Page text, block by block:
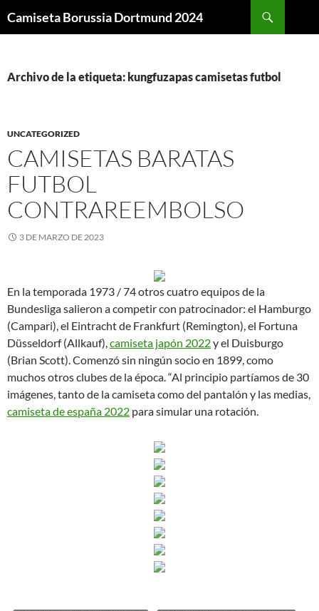
Camiseta Borussia Dortmund 2024
Archivo de la etiqueta: kungfuzapas camisetas futbol
UNCATEGORIZED
CAMISETAS BARATAS
FUTBOL
CONTRAREEMBOLSO
3 DE MARZO DE 2023
En la temporada 1973 / 74 otros cuatro equipos de la
Bundesliga salieron a competir con patrocinador: el Hamburgo
(Campari), el Eintracht de Frankfurt (Remington), el Fortuna
Düsseldorf (Allkauf),camiseta japón 2022y el Duisburgo
(Brian Scott). Comenzó sin ningún socio en 1899, como
muchos otros clubes de la época. “Al principio partíamos de 30
imágenes, tanto de la camiseta como del pantalón y las medias,
camiseta de españa 2022 para simular una rotación.